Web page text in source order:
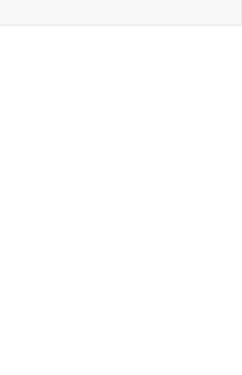
حاصل از این گونه را در حجم بالا مصرف